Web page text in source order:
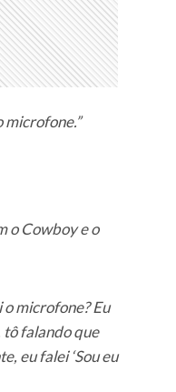
microfone.”
o Cowboy e o
o microfone? Eu
tô falando que
eu falei ‘Sou eu